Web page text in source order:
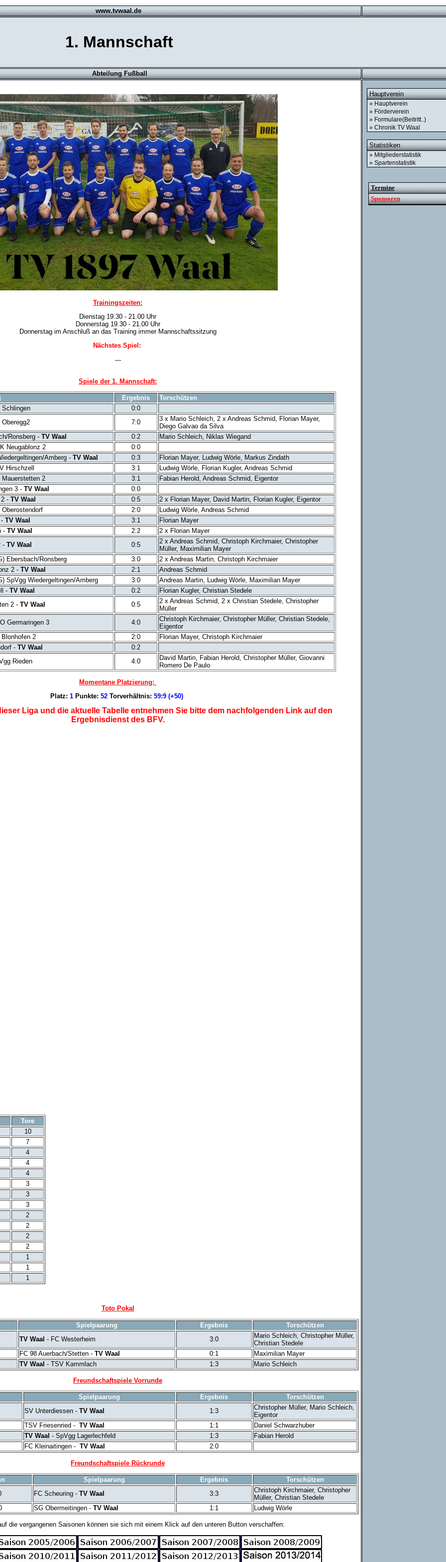
www.tvwaal.de
1. Mannschaft
Abteilung Fußball
Trainingszeiten:
Dienstag 19.30 - 21.00 Uhr
Donnerstag 19.30 - 21.00 Uhr
Donnerstag im Anschluß an das Training immer Mannschaftssitzung
Nächstes Spiel:
---
Spiele der 1. Mannschaft:
Ergebnis
Torschützen
Schlingen
0:0
7:0
3 x Mario Schleich, 2 x Andreas Schmid, Florian Mayer,
Diego Galvao da Silva
Ronsberg - TV Waal 0:2
Mario Schleich, Niklas Wiegand
Neugablonz 2
0:0
Amberg - TV Waal 0:3
Florian Mayer, Ludwig Wörle, Markus Zindath
Hirschzell 3:1
Ludwig Wörle, Florian Kugler, Andreas Schmid
Mauerstetten 2 3:1
Fabian Herold, Andreas Schmid, Eigentor
3 - TV Waal
0:0
- TV Waal 0:5
2 x Florian Mayer, David Martin, Florian Kugler, Eigentor
Oberostendorf 2:0
Ludwig Wörle, Andreas Schmid
TV Waal 3:1
Florian Mayer
- TV Waal 2:2
2 x Florian Mayer
- TV Waal 0:5
2 x Andreas Schmid, Christoph Kirchmaier, Christopher
Müller, Maximilian Mayer
Ebersbach/Ronsberg 3:0
2 x Andreas Martin, Christoph Kirchmaier
2 - TV Waal 2:1
Andreas Schmid
SpVgg Wiedergeltingen/Amberg 3:0
Andreas Martin, Ludwig Wörle, Maximilian Mayer
- TV Waal 0:2
Florian Kugler, Christian Stedele
2 - TV Waal 0:5
2 x Andreas Schmid, 2 x Christian Stedele, Christopher
Müller
Germaringen 3 4:0
Christoph Kirchmaier, Christopher Müller, Christian Stedele,
Eigentor
2 2:0
Florian Mayer, Christoph Kirchmaier
- TV Waal
0:2
Rieden 4:0 David Martin, Fabian Herold, Christopher Müller, Giovanni
Romero De Paulo
Momentane Platzierung:
Platz: 1 Punkte: 52 Torverhältnis: 59:9 (+50)
Liga und die aktuelle Tabelle entnehmen Sie bitte dem nachfolgenden Link auf den
Ergebnisdienst des BFV.
Tore
10
7
4
4
4
3
3
3
2
2
2
2
1
1
1
Toto Pokal
Spielpaarung Ergebnis
Torschützen
TV Waal - FC Westerheim 3:0
Mario Schleich, Christopher Müller,
Christian Stedele
FC 98 Auerbach/Stetten - TV Waal 0:1
Maximilian Mayer
TV Waal - TSV Kammlach 1:3 Mario Schleich
Freundschaftspiele Vorrunde
Spielpaarung Ergebnis
Torschützen
SV Unterdiessen - TV Waal 1:3
Christopher Müller, Mario Schleich,
Eigentor
TSV Friesenried - TV Waal 1:1
Daniel Schwarzhuber
TV Waal - SpVgg Lagerlechfeld 1:3
Fabian Herold
FC Kleinaitingen - TV Waal 2:0
Freundschaftspiele Rückrunde
Spielpaarung Ergebnis
Torschützen
FC Scheuring - TV Waal 3:3
Christoph Kirchmaier, Christopher
Müller, Christian Stedele
SG Obermeitingen - TV Waal 1:1 Ludwig Wörle
die vergangenen Saisonen können sie sich mit einem Klick auf den unteren Button verschaffen:
Hauptverein
» Hauptverein
» Förderverein
» Formulare(Beitritt..)
» Chronik TV Waal
Statistiken
» Mitgliederstatistik
» Spartenstatistik
Termine
Sponsoren